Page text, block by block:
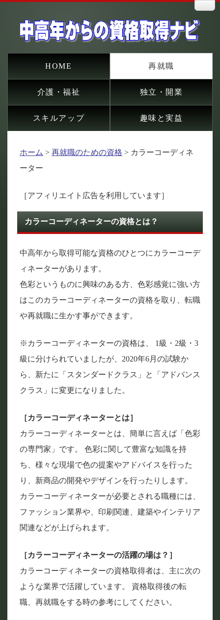
HOME 再就職
介護・福祉 独立・開業
スキルアップ 趣味と実益
ホーム > 再就職のための資格 > カラーコーディネ
ーター
［アフィリエイト広告を利用しています］
カラーコーディネーターの資格とは？
中高年から取得可能な資格のひとつにカラーコーデ
ィネーターがあります。
色彩というものに興味のある方、色彩感覚に強い方
はこのカラーコーディネーターの資格を取り、転職
や再就職に生かす事ができます。
※カラーコーディネーターの資格は、 1級・2級・3
級に分けられていましたが、2020年6月の試験か
ら、新たに「スタンダードクラス」と「アドバンス
クラス」に変更になりました。
［カラーコーディネーターとは］
カラーコーディネーターとは、簡単に言えば「色彩
の専門家」です。 色彩に関して豊富な知識を持
ち、様々な現場で色の提案やアドバイスを行った
り、新商品の開発やデザインを行ったりします。
カラーコーディネーターが必要とされる職種には、
ファッション業界や、印刷関連、建築やインテリア
関連などが上げられます。
［カラーコーディネーターの活躍の場は？］
カラーコーディネーターの資格取得者は、主に次の
ような業界で活躍しています。 資格取得後の転
職、再就職をする時の参考にしてください。